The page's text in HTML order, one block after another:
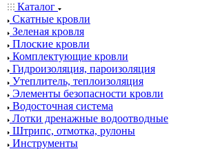
Каталог
Скатные кровли
Зеленая кровля
Плоские кровли
Комплектующие кровли
Гидроизоляция, пароизоляция
Утеплитель, теплоизоляция
Элементы безопасности кровли
Водосточная система
Лотки дренажные водоотводные
Штрипс, отмотка, рулоны
Инструменты